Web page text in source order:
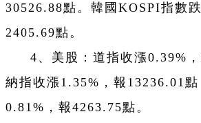
30526.88點。韓國KOSPI指數
2405.69點。
4、美股：道指收漲0.39%
納指收漲1.35%，報13236.01
0.81%，報4263.75點。